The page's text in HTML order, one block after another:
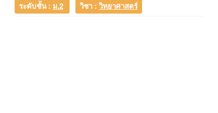
ระดับชั้น : ม.2 วิชา :วิทยาศาสตร์